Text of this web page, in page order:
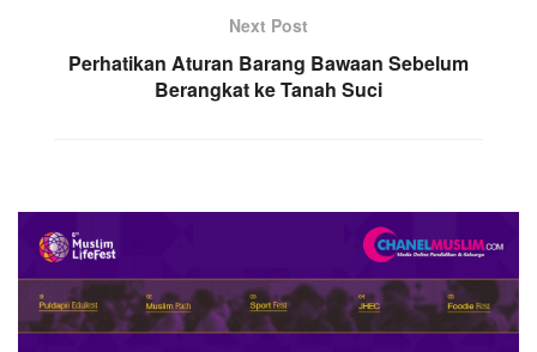
Next Post
Perhatikan Aturan Barang Bawaan Sebelum
Berangkat ke Tanah Suci